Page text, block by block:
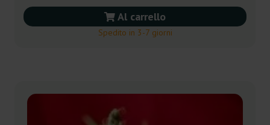
Al carrello
Spedito in 3-7 giorni